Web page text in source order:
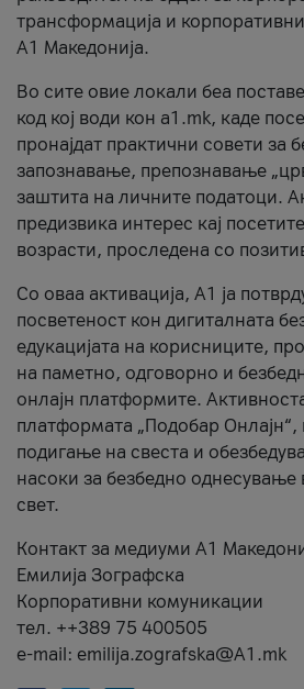
трансформација и
А1 Македонија.
Во сите овие локали беа
код кој води кон a1.mk, каде
пронајдат практични совети за
запознавање, препознавање
заштита на личните податоци.
предизвика интерес кај
возрасти, проследена со
Со оваа активација, А1 ја
посветеност кон дигиталната
едукацијата на корисниците,
на паметно, одговорно и
онлајн платформите.
платформата „Подобар Онлајн“,
подигање на свеста и
насоки за безбедно однесување
свет.
Контакт за медиуми А1
Емилија Зографска
Корпоративни комуникации
тел. ++389 75 400505
e-mail: emilija.zografska@A1.mk